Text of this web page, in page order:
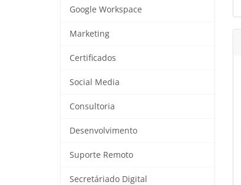
Google Workspace
Marketing
Certificados
Social Media
Consultoria
Desenvolvimento
Suporte Remoto
Secretáriado Digital